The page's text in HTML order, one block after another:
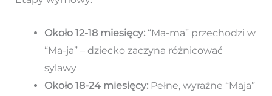
Około 12-18 miesięcy:“Ma-ma” przechodzi w
“Ma-ja” – dziecko zaczyna różnicować
sylawy
Około 18-24 miesięcy:Pełne, wyraźne “Maja”